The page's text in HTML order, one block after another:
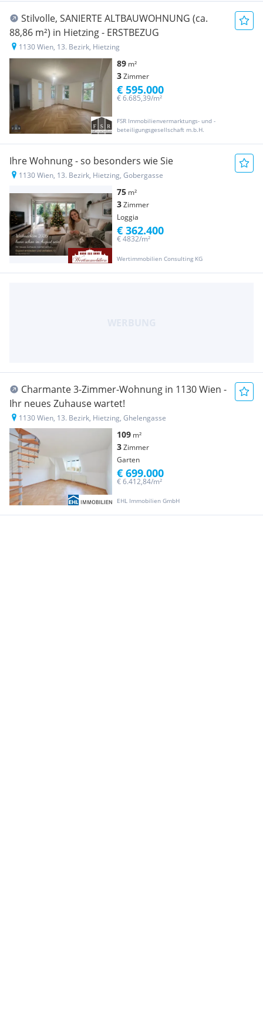
Stilvolle, SANIERTE ALTBAUWOHNUNG (ca.
88,86 m²) in Hietzing - ERSTBEZUG
1130 Wien, 13. Bezirk, Hietzing
89 m²
3Zimmer
FSR Immobilienvermarktungs- und -
beteiligungsgesellschaft m.b.H.
€ 6.685,39/m²
€ 595.000
Ihre Wohnung - so besonders wie Sie
1130 Wien, 13. Bezirk, Hietzing, Gobergasse
75 m²
3Zimmer
Loggia
Wertimmobilien Consulting KG
€ 4832/m²
€ 362.400
Charmante 3-Zimmer-Wohnung in 1130 Wien -
Ihr neues Zuhause wartet!
1130 Wien, 13. Bezirk, Hietzing, Ghelengasse
109 m²
3Zimmer
Garten
EHL Immobilien GmbH
€ 6.412,84/m²
€ 699.000